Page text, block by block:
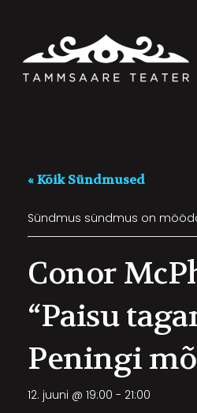
« Kõik Sündmused
Sündmus sündmus on
Conor
“Paisu
Peningi
12. juuni @ 19:00 - 21:00